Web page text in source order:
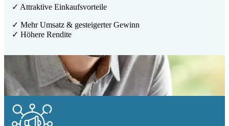
✓ Attraktive Einkaufsvorteile
✓ Mehr Umsatz & gesteigerter Gewinn
✓ Höhere Rendite